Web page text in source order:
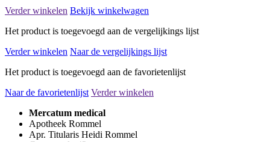
Verder winkelen Bekijk winkelwagen
Het product is toegevoegd aan de vergelijkings lijst
Verder winkelen Naar de vergelijkings lijst
Het product is toegevoegd aan de favorietenlijst
Naar de favorietenlijst Verder winkelen
Mercatum medical
Apotheek Rommel
Apr. Titularis Heidi Rommel